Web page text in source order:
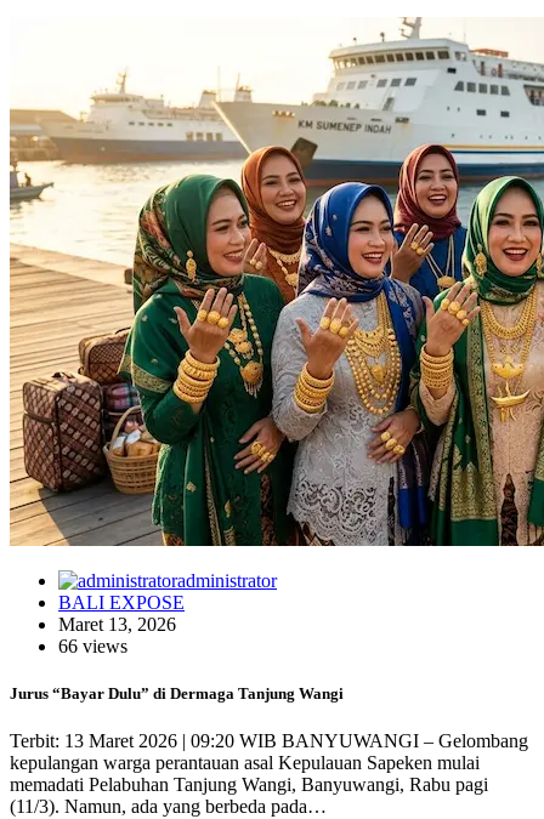
administrator
BALI EXPOSE
Maret 13, 2026
66 views
Jurus “Bayar Dulu” di Dermaga Tanjung Wangi
Terbit: 13 Maret 2026 | 09:20 WIB BANYUWANGI – Gelombang
kepulangan warga perantauan asal Kepulauan Sapeken mulai
memadati Pelabuhan Tanjung Wangi, Banyuwangi, Rabu pagi
(11/3). Namun, ada yang berbeda pada…